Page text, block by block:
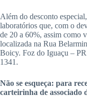
Além do desconto
laboratórios que, com o
de 20 a 60%, assim como
localizada na Rua
Boicy. Foz do Iguaçu –
1341.
Não se esqueça: para
carteirinha de associado